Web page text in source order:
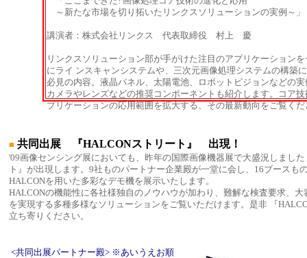
～新たな市場を切り拓いたリンクスソリューションの実例～」
講演者：株式会社リンクス 代表取締役 村上 慶
リンクスソリューション部が手がけた注目のアプリケーション
にライ ンスキャンシステムや、三次元画像処理システムの構築
必見の内容。液晶パネル、太陽電池、ロボットビジョンなどの
カメラやレンズなどの推奨コンポーネントも紹介します。コア
プリケーションの応用範囲を拡大する、その最新動向をご覧く
■ 共同出展 『HALCONストリート』 出現！
'09画像センシング展においても、昨年の国際画像機器展で大盛況しまし
ト』が出現します。9社ものパートナー企業殿が一堂に会し、16ブースも
HALCONを用いた多彩なデモ機を展示いたします。
HALCONの機能性に各社様独自のノウハウが加わり、難解な検査要求、
を実現する多種多様なソリューションをご覧いただけます。是非 『
立ち寄りください。
<共同出展パートナー殿> ※あいうえお順